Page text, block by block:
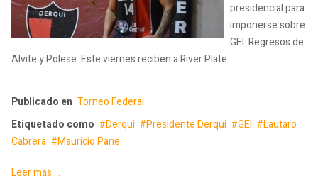
presidencial para
imponerse sobre
GEI. Regresos de
Alvite y Polese. Este viernes reciben a River Plate.
Publicado en Torneo Federal
Etiquetado como
Derqui Presidente Derqui GEI
Lautaro
Cabrera
Mauricio Pane
Leer más ...